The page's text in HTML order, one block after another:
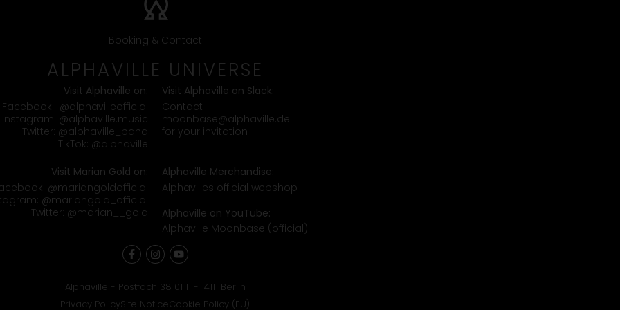
Booking & Contact
ALPHAVILLE UNIVERSE
Visit Alphaville on:
Facebook: @alphavilleofficial
Instagram: @alphaville.music
Twitter: @alphaville_band
TikTok: @alphaville
Visit Alphaville on Slack:
Contact
moonbase@alphaville.de
for your invitation
Visit Marian Gold on:
@mariangoldofficial
@mariangold_official
Twitter: @marian__gold
Alphaville Merchandise:
Alphavilles official webshop
Alphaville on YouTube:
Alphaville Moonbase (official)
Alphaville - Postfach 38 01 11 - 14111 Berlin
Privacy PolicySite NoticeCookie Policy (EU)